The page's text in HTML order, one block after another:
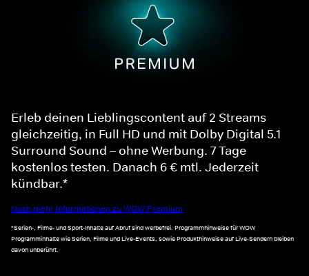
Erleb deinen Lieblingscontent auf 2 Streams
gleichzeitig, in Full HD und mit Dolby Digital 5.1
Surround Sound – ohne Werbung. 7 Tage
kostenlos testen. Danach 6 € mtl. Jederzeit
kündbar.*
Noch mehr Informationen zu WOW Premium
*Serien-, Filme- und Sport-Inhalte auf Abruf sind werbefrei. Programmhinweise für WOW
Programminhalte wie Serien, Filme und Live-Events, sowie Produkthinweise auf Live-Sendern bleiben
davon unberührt.